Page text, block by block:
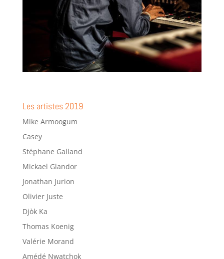
Les artistes 2019
Mike Armoogum
Casey
Stéphane Galland
Mickael Glandor
Jonathan Jurion
Olivier Juste
Djòk Ka
Thomas Koenig
Valérie Morand
Amédé Nwatchok